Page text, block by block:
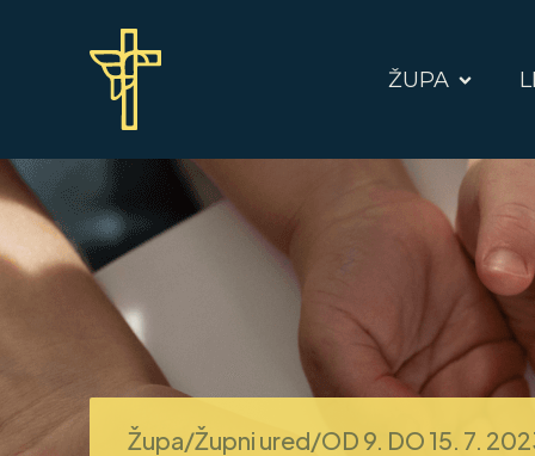
ŽUPA
Župa/Župni ured/OD 9. DO 15. 7.